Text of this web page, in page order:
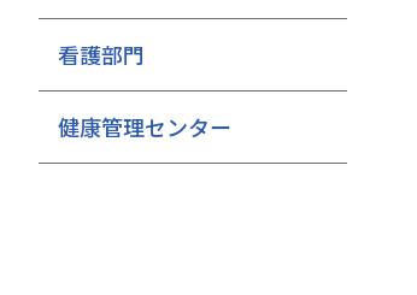
看護部門
健康管理センター